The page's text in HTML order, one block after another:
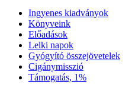
Ingyenes kiadványok
Könyveink
Előadások
Lelki napok
Gyógyító összejövetelek
Cigánymisszió
Támogatás, 1%